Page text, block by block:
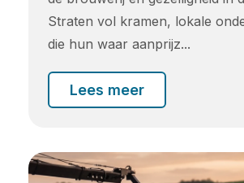
Straten vol kramen, lokale
die hun waar aanprijz...
Lees meer